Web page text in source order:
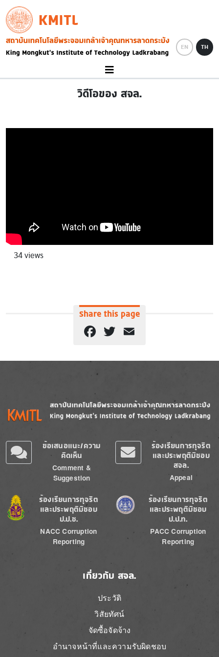
Skip to main content
KMITL
Image
EN TH
วิดีโอของ สจล.
34 views
Share this page
Facebook
Twitter
Image
ข้อเสนอแนะ/ความ
คิดเห็น
Comment &
Suggestion
ร้องเรียนการทุจริต
และประพฤติมิชอบ
สจล.
Appeal
Image
ร้องเรียนการทุจริต
และประพฤติมิชอบ
ป.ป.ช.
NACC Corruption
Reporting
Image
ร้องเรียนการทุจริต
และประพฤติมิชอบ
ป.ป.ท.
PACC Corruption
Reporting
เกี่ยวกับ สจล.
ประวัติ
วิสัยทัศน์
จัดซื้อจัดจ้าง
อำนาจหน้าที่และความรับผิดชอบ